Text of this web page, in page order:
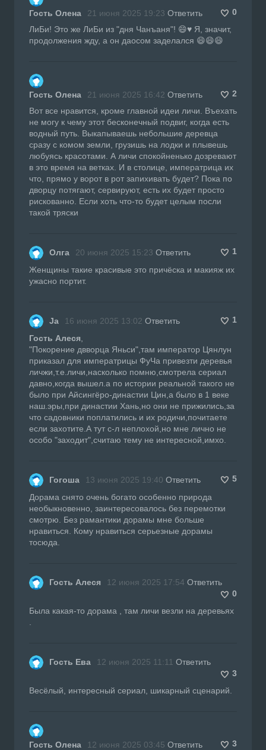
Гость Олена 21 июня 2025 19:23 Ответить
0
ЛиБи! Это же ЛиБи из "дня Чанъаня"! 😄♥️ Я, значит,
продолжения жду, а он даосом заделался 😄😄😄
Гость Олена 21 июня 2025 16:42 Ответить
2
Вот все нравится, кроме главной идеи личи. Въехать
не могу к чему этот бесконечный подвиг, когда есть
водный путь. Выкапываешь небольшие деревца
сразу с комом земли, грузишь на лодки и плывешь
любуясь красотами. А личи спокойненько дозревают
в это время на ветках. И в столице, императрица их
что, прямо у ворот в рот запихивать будет? Пока по
дворцу потягают, сервируют, есть их будет просто
рискованно. Если хоть что-то будет целым посли
такой тряски
Олга 20 июня 2025 15:23 Ответить
1
Женщины такие красивые это причёска и макияж их
ужасно портит.
Ja 16 июня 2025 13:02 Ответить
1
Гость Алеся
"Покорение двворца Яньси",там император Цянлун
приказал для императрицы ФуЧа привезти деревья
личжи,т.е.личи,насколько помню,смотрела сериал
давно,когда вышел.а по истории реальной такого не
было при Айсингёро-династии Цин,а было в 1 веке
наш.эры,при династии Хань,но они не прижились,за
что садовники поплатились и их родичи,почитаете
если захотите.А тут с-л неплохой,но мне лично не
особо "заходит",считаю тему не интересной,имхо.
Гогоша 13 июня 2025 19:40 Ответить
5
Дорама снято очень богато особенно природа
необыкновенно, заинтересовалось без перемотки
смотрю. Без рамантики дорамы мне больше
нравиться. Кому нравиться серьезные дорамы
тосюда.
Гость Алеся 12 июня 2025 17:54 Ответить
0
Была какая-то дорама , там личи везли на деревьях
Гость Ева 12 июня 2025 11:11 Ответить
3
Весёлый, интересный сериал, шикарный сценарий.
Гость Олена 12 июня 2025 03:45 Ответить
3